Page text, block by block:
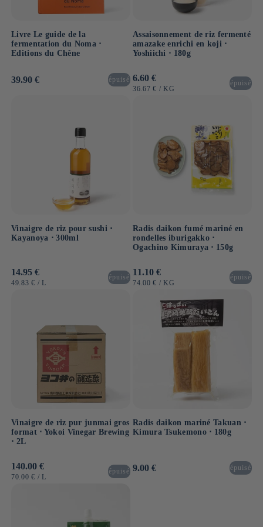
Livre Le guide de la
fermentation du Noma ⋅
Editions du Chêne
Prix
39.90 € épuisé
Assaisonnement de riz fermenté
amazake enrichi en koji ⋅
Yoshiichi ⋅ 180g
Prix
habituel
6.60 €
PRIX
36.67 € / PAR
KG
épuisé
Vinaigre de riz pour sushi ⋅
Kayanoya ⋅ 300ml
Prix
habituel
14.95 €
PRIX
49.83 € / PAR
L
épuisé
Radis daikon fumé mariné en
rondelles iburigakko ⋅
Ogachino Kimuraya ⋅ 150g
Prix
habituel
11.10 €
PRIX
74.00 € / PAR
KG
épuisé
Vinaigre de riz pur junmai gros
format ⋅ Yokoi Vinegar Brewing
⋅ 2L
Prix
habituel
140.00 €
PRIX
70.00 € / PAR
L
épuisé
Radis daikon mariné Takuan ⋅
Kimura Tsukemono ⋅ 180g
Prix
9.00 € épuisé